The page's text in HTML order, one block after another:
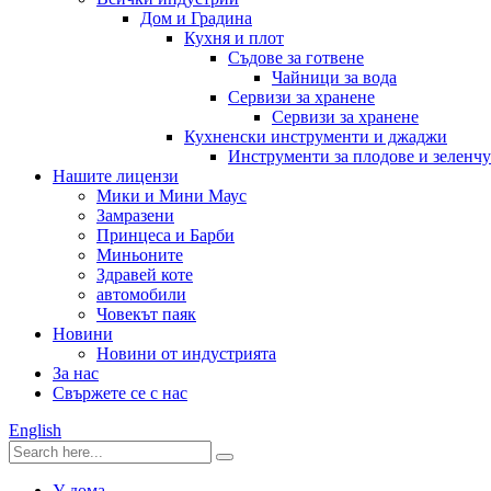
Дом и Градина
Кухня и плот
Съдове за готвене
Чайници за вода
Сервизи за хранене
Сервизи за хранене
Кухненски инструменти и джаджи
Инструменти за плодове и
Нашите лицензи
Мики и Мини Маус
Замразени
Принцеса и Барби
Миньоните
Здравей коте
автомобили
Човекът паяк
Новини
Новини от индустрията
За нас
Свържете се с нас
English